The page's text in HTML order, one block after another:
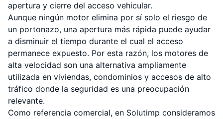
apertura y cierre del acceso vehicular.
Aunque ningún motor elimina por sí solo el riesgo de
un portonazo, una apertura más rápida puede ayudar
a disminuir el tiempo durante el cual el acceso
permanece expuesto. Por esta razón, los motores de
alta velocidad son una alternativa ampliamente
utilizada en viviendas, condominios y accesos de alto
tráfico donde la seguridad es una preocupación
relevante.
Como referencia comercial, en Solutimp consideramos